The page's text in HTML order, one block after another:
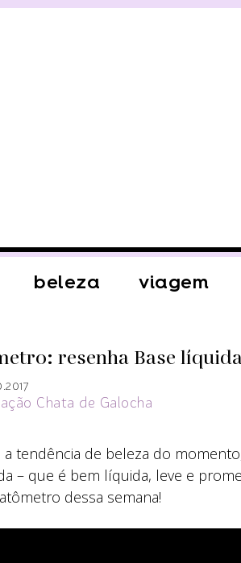
beleza viagem
resenha Base
Chata de Galocha
a tendência de beleza do
– que é bem líquida, leve e
dessa semana!